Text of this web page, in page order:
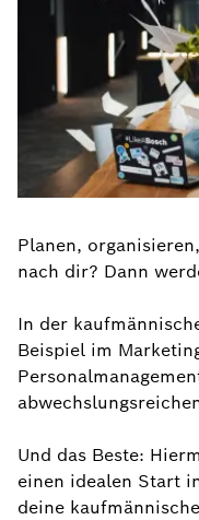
Planen,
nach dir? Dann
In der
Beispiel im
Und das Beste:
einen idealen Start
deine